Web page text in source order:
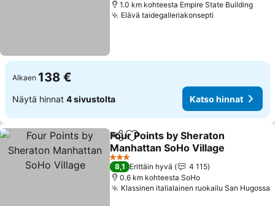
1.0 km kohteesta Empire State Building
Elävä taidegalleriakonsepti
Alkaen 138 €
Näytä hinnat 4 sivustolta Katso hinnat
Jaa Lisää suosikkeihin
Four Points by Sheraton
Manhattan SoHo Village
3 Tähtiluokitus
8,1 Erittäin hyvä
4 115
0.6 km kohteesta SoHo
Klassinen italialainen ruokailu San Hugossa